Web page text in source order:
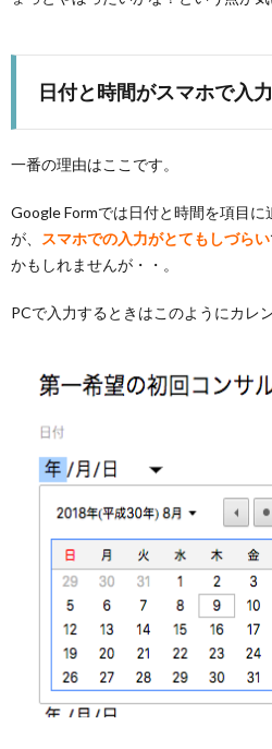
日付と時間がスマホで入
一番の理由はここです。
Google Formでは日付と時間を項目
が、
スマホでの入力がとてもしづらい
かもしれませんが・・。
PCで入力するときはこのようにカレ